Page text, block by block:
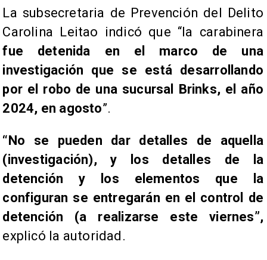
La subsecretaria de Prevención del Delito
Carolina Leitao indicó que “la carabinera
fue detenida en el marco de una
investigación que se está desarrollando
por el robo de una sucursal Brinks, el año
2024, en agosto”.
“No se pueden dar detalles de aquella
(investigación), y los detalles de la
detención y los elementos que la
configuran se entregarán en el control de
detención (a realizarse este viernes”,
explicó la autoridad.